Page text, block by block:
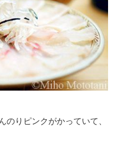
のりピンクがかっていて、